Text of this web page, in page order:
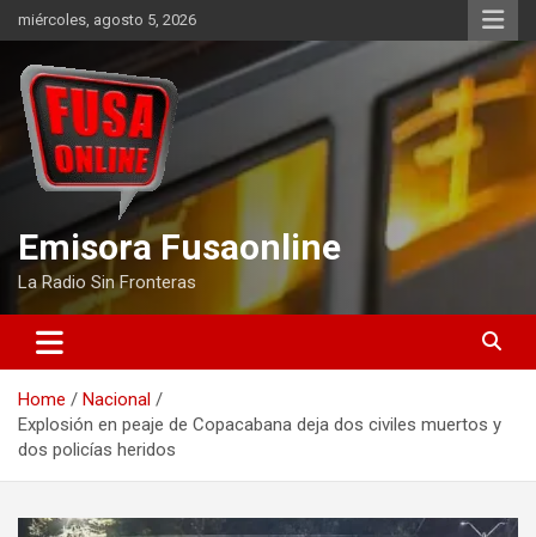
to
content
miércoles, agosto 5, 2026
Emisora Fusaonline
La Radio Sin Fronteras
Home
Nacional
Explosión en peaje de Copacabana deja dos civiles muertos y
dos policías heridos